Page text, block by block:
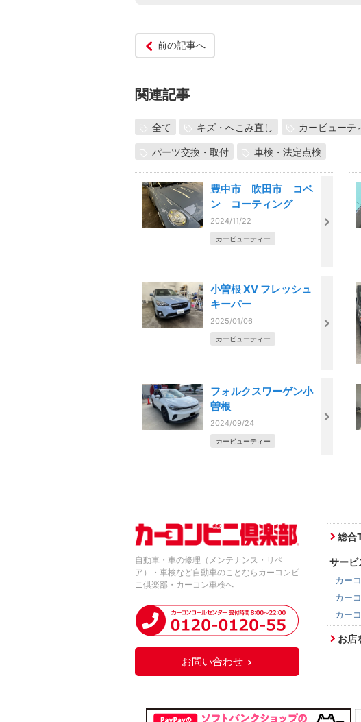
前の記事へ
関連記事
全て キズ・へこみ直し カービューテ
パーツ交換・取付 車検・法定点検
豊中市 吹田市 コペ
ン コーティング
2024/11/22
カービューティー
小曽根 XV フレッシュ
キーパー
2025/01/06
カービューティー
フォルクスワーゲン小
曽根
2024/09/24
カービューティー
自動車・車の修理（メンテナンス・リペ
ア）・車検など自動車のことならカーコンビ
ニ倶楽部・カーコン車検へ
お問い合わせ
総合
サービ
カー
カー
カー
お店